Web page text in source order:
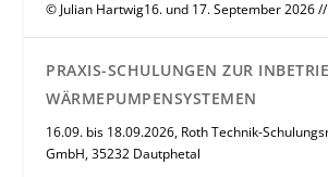
© Julian Hartwig16. und 17. September 2026
PRAXIS-SCHULUNGEN ZUR
WÄRMEPUMPENSYSTEMEN
16.09. bis 18.09.2026, Roth Technik-
GmbH, 35232 Dautphetal